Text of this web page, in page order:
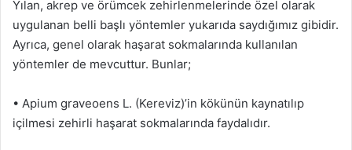
Yılan, akrep ve örümcek zehirlenmelerinde özel olarak
uygulanan belli başlı yöntemler yukarıda saydığımız gibidir.
Ayrıca, genel olarak haşarat sokmalarında kullanılan
yöntemler de mevcuttur. Bunlar;
• Apium graveoens L. (Kereviz)’in kökünün kaynatılıp
içilmesi zehirli haşarat sokmalarında faydalıdır.